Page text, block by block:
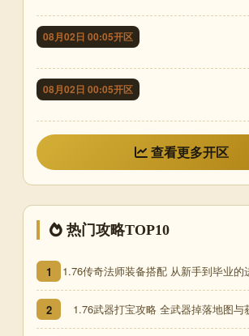
08月02日 00:05开区
08月02日 00:05开区
查看更多开区
热门攻略TOP10
1 1.76传奇法师装备搭配 从新手到毕业的
2 1.76武器打宝攻略 全武器掉落地图与